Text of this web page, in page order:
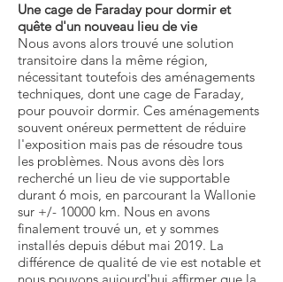
Une cage de Faraday pour dormir et
quête d'un nouveau lieu de vie
Nous avons alors trouvé une solution
transitoire dans la même région,
nécessitant toutefois des aménagements
techniques, dont une cage de Faraday,
pour pouvoir dormir. Ces aménagements
souvent onéreux permettent de réduire
l'exposition mais pas de résoudre tous
les problèmes. Nous avons dès lors
recherché un lieu de vie supportable
durant 6 mois, en parcourant la Wallonie
sur +/- 10000 km. Nous en avons
finalement trouvé un, et y sommes
installés depuis début mai 2019. La
différence de qualité de vie est notable et